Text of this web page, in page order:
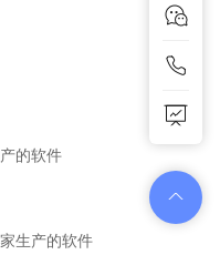
的软件
生产的软件